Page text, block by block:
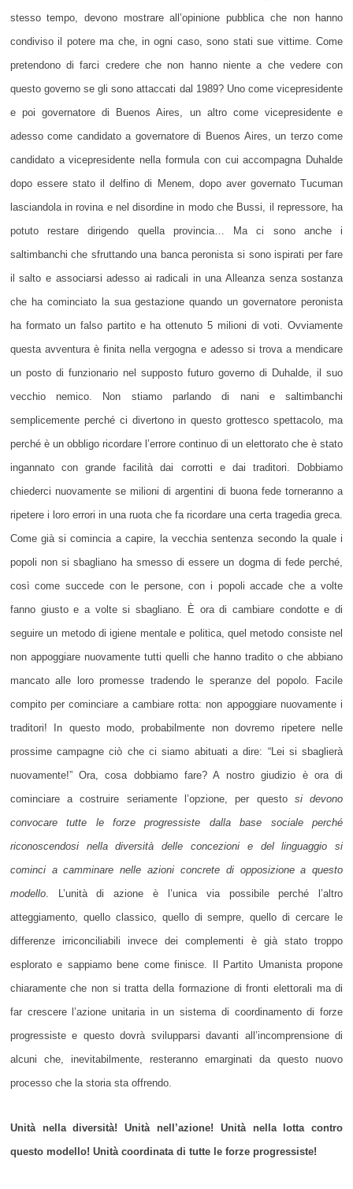
stesso tempo, devono mostrare all’opinione pubblica che non hanno
condiviso il potere ma che, in ogni caso, sono stati sue vittime. Come
pretendono di farci credere che non hanno niente a che vedere con
questo governo se gli sono attaccati dal 1989? Uno come vicepresidente
e poi governatore di Buenos Aires, un altro come vicepresidente e
adesso come candidato a governatore di Buenos Aires, un terzo come
candidato a vicepresidente nella formula con cui accompagna Duhalde
dopo essere stato il delfino di Menem, dopo aver governato Tucuman
lasciandola in rovina e nel disordine in modo che Bussi, il repressore, ha
potuto restare dirigendo quella provincia… Ma ci sono anche i
saltimbanchi che sfruttando una banca peronista si sono ispirati per fare
il salto e associarsi adesso ai radicali in una Alleanza senza sostanza
che ha cominciato la sua gestazione quando un governatore peronista
ha formato un falso partito e ha ottenuto 5 milioni di voti. Ovviamente
questa avventura è finita nella vergogna e adesso si trova a mendicare
un posto di funzionario nel supposto futuro governo di Duhalde, il suo
vecchio nemico. Non stiamo parlando di nani e saltimbanchi
semplicemente perché ci divertono in questo grottesco spettacolo, ma
perché è un obbligo ricordare l’errore continuo di un elettorato che è stato
ingannato con grande facilità dai corrotti e dai traditori. Dobbiamo
chiederci nuovamente se milioni di argentini di buona fede torneranno a
ripetere i loro errori in una ruota che fa ricordare una certa tragedia greca.
Come già si comincia a capire, la vecchia sentenza secondo la quale i
popoli non si sbagliano ha smesso di essere un dogma di fede perché,
così come succede con le persone, con i popoli accade che a volte
fanno giusto e a volte si sbagliano. È ora di cambiare condotte e di
seguire un metodo di igiene mentale e politica, quel metodo consiste nel
non appoggiare nuovamente tutti quelli che hanno tradito o che abbiano
mancato alle loro promesse tradendo le speranze del popolo. Facile
compito per cominciare a cambiare rotta: non appoggiare nuovamente i
traditori! In questo modo, probabilmente non dovremo ripetere nelle
prossime campagne ciò che ci siamo abituati a dire: “Lei si sbaglierà
nuovamente!” Ora, cosa dobbiamo fare? A nostro giudizio è ora di
cominciare a costruire seriamente l’opzione, per questo si devono
convocare tutte le forze progressiste dalla base sociale perché
riconoscendosi nella diversità delle concezioni e del linguaggio si
cominci a camminare nelle azioni concrete di opposizione a questo
modello. L’unità di azione è l’unica via possibile perché l’altro
atteggiamento, quello classico, quello di sempre, quello di cercare le
differenze irriconciliabili invece dei complementi è già stato troppo
esplorato e sappiamo bene come finisce. Il Partito Umanista propone
chiaramente che non si tratta della formazione di fronti elettorali ma di
far crescere l’azione unitaria in un sistema di coordinamento di forze
progressiste e questo dovrà svilupparsi davanti all’incomprensione di
alcuni che, inevitabilmente, resteranno emarginati da questo nuovo
processo che la storia sta offrendo.
Unità nella diversità! Unità nell’azione! Unità nella lotta contro
questo modello! Unità coordinata di tutte le forze progressiste!